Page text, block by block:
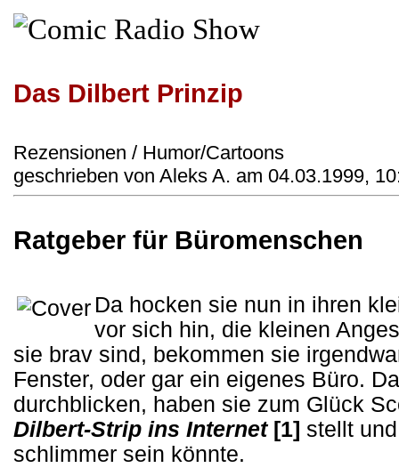
Das Dilbert Prinzip
Rezensionen / Humor/Cartoons
geschrieben von Aleks A. am 04.03.1999,
Ratgeber für Büromenschen
Da hocken sie nun in ihren
vor sich hin, die kleinen
sie brav sind, bekommen sie
Fenster, oder gar ein eigenes Büro.
durchblicken, haben sie zum Glück
Dilbert-Strip ins Internet[1] stellt
schlimmer sein könnte.